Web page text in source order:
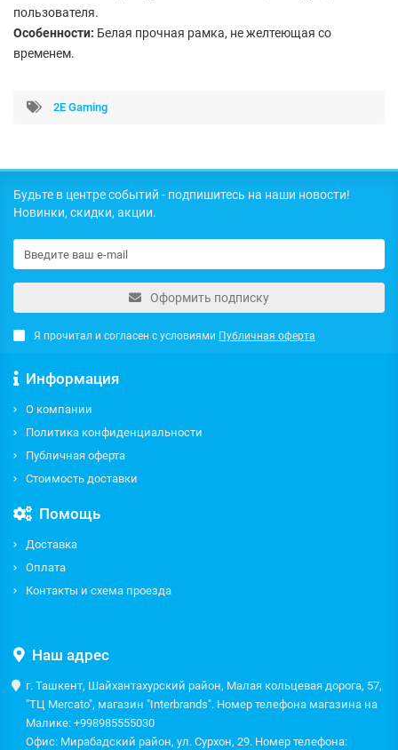
пользователя.
Особенности: Белая прочная рамка, не желтеющая со
временем.
2E Gaming
Будьте в центре событий - подпишитесь на наши новости!
Новинки, скидки, акции.
Оформить подписку
Я прочитал и согласен с условиями Публичная оферта
Информация
О компании
Политика конфиденциальности
Публичная оферта
Стоимость доставки
Помощь
Доставка
Оплата
Контакты и схема проезда
Наш адрес
г. Ташкент, Шайхантахурский район, Малая кольцевая дорога, 57,
"ТЦ Mercato", магазин "Interbrands". Номер телефона магазина на
Малике: +998985555030
Офис: Мирабадский район, ул. Сурхон, 29. Номер телефона: